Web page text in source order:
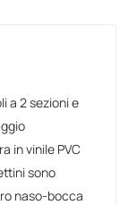
a 2 sezioni e
in vinile PVC
sono
naso-bocca